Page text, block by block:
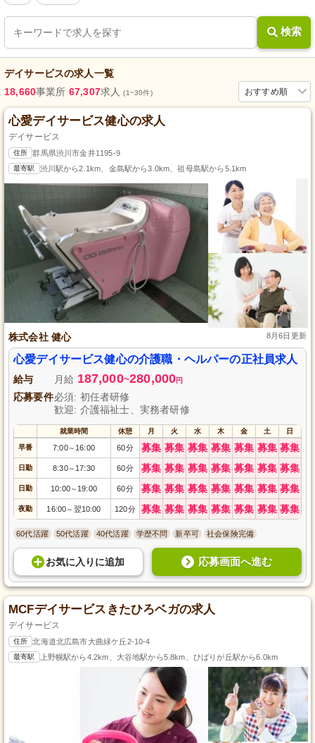
検索
デイサービスの求人一覧
おすすめ順
18,660事業所 67,307求人(1~30件)
心愛デイサービス健心の求人
デイサービス
住所 群馬県渋川市金井1195-9
最寄駅 渋川駅から2.1km、金島駅から3.0km、祖母島駅から5.1km
株式会社 健心 8月6日更新
心愛デイサービス健心の介護職・ヘルパーの正社員求人
給与 月給 187,000~280,000円
応募要件必須: 初任者研修
歓迎: 介護福祉士、実務者研修
就業時間 休憩 月 火 水 木 金 土 日
早番 7:00～ 16:00 60分 募集 募集 募集 募集 募集 募集 募集
日勤 8:30～ 17:30 60分 募集 募集 募集 募集 募集 募集 募集
日勤 10:00～ 19:00 60分 募集 募集 募集 募集 募集 募集 募集
夜勤 16:00～ 翌10:00 120分 募集 募集 募集 募集 募集 募集 募集
60代活躍 50代活躍 40代活躍 学歴不問 新卒可 社会保険完備
お気に入り に追加 応募画面へ進む
MCFデイサービスきたひろベガの求人
デイサービス
住所 北海道北広島市大曲緑ケ丘2-10-4
最寄駅 上野幌駅から4.2km、大谷地駅から5.8km、ひばりが丘駅から6.0km